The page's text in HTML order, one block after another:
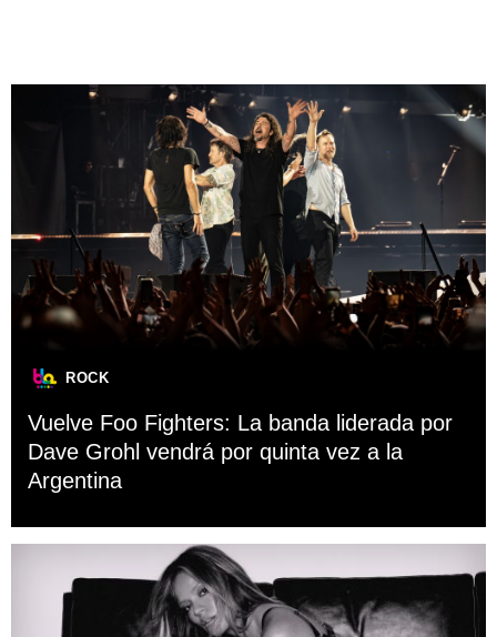
ROCK
Vuelve Foo Fighters: La banda liderada por
Dave Grohl vendrá por quinta vez a la
Argentina